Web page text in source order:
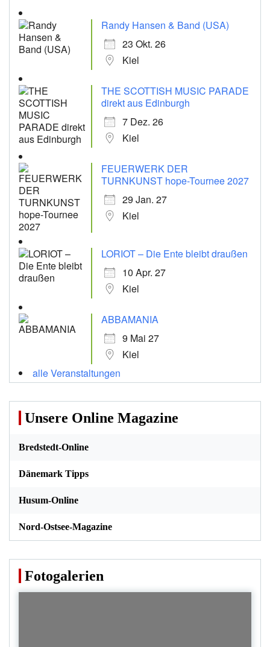
Randy Hansen & Band (USA)
23 Okt. 26
Kiel
THE SCOTTISH MUSIC PARADE
direkt aus Edinburgh
7 Dez. 26
Kiel
FEUERWERK DER
TURNKUNST hope-Tournee 2027
29 Jan. 27
Kiel
LORIOT – Die Ente bleibt draußen
10 Apr. 27
Kiel
ABBAMANIA
9 Mai 27
Kiel
alle Veranstaltungen
Unsere Online Magazine
Bredstedt-Online
Dänemark Tipps
Husum-Online
Nord-Ostsee-Magazine
Fotogalerien